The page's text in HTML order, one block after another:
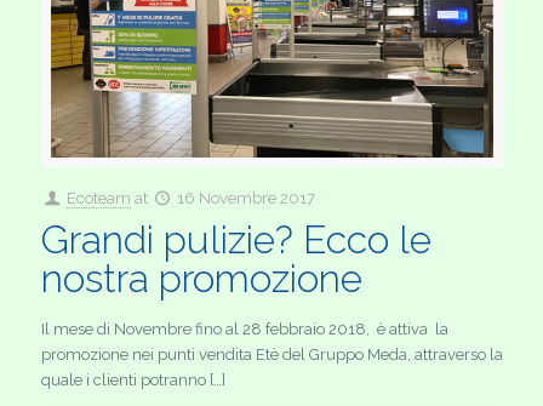
Ecoteam at 16 Novembre 2017
Grandi pulizie? Ecco le
nostra promozione
Il mese di Novembre fino al 28 febbraio 2018, è attiva la
promozione nei punti vendita Etè del Gruppo Meda, attraverso la
quale i clienti potranno […]